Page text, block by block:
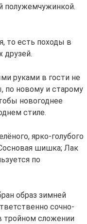
полужемчужинкой.
то есть походы в
друзей.
руками в гости не
по новому и старому
новогоднее
стиле.
ярко-голубого
шишка; Лак
по
образ зимней
сочно-
тройном сложении